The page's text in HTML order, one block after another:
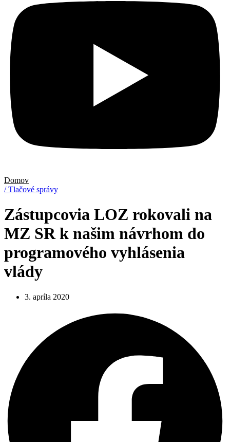
Domov
/ Tlačové správy
Zástupcovia LOZ rokovali na
MZ SR k našim návrhom do
programového vyhlásenia
vlády
3. apríla 2020